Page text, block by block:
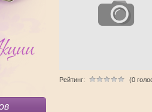
Рейтинг: (0